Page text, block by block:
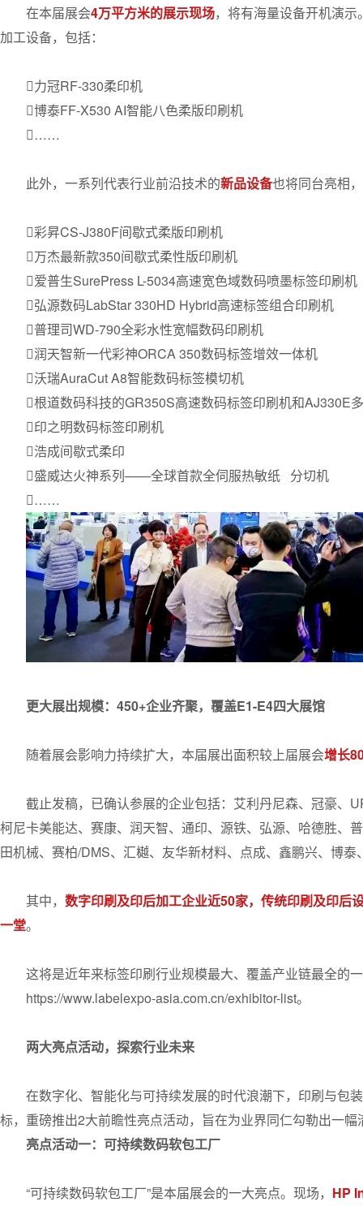
在本届展会4万平方米的展示现场，将有海量设备开机演
加工设备，包括：
力冠RF-330柔印机
博泰FF-X530 AI智能八色柔版印刷机
……
此外，一系列代表行业前沿技术的新品设备也将同台亮相
彩昇CS-J380F间歇式柔版印刷机
万杰最新款350间歇式柔性版印刷机
爱普生SurePress L-5034高速宽色域数码喷墨标签印刷机
弘源数码LabStar 330HD Hybrid高速标签组合印刷机
普理司WD-790全彩水性宽幅数码印刷机
润天智新一代彩神ORCA 350数码标签增效一体机
沃瑞AuraCut A8智能数码标签模切机
根道数码科技的GR350S高速数码标签印刷机和AJ330E
印之明数码标签印刷机
浩成间歇式柔印
盛威达火神系列——全球首款全伺服热敏纸 分切机
……
更大展出规模：450+企业齐聚，覆盖E1-E4四大展馆
随着展会影响力持续扩大，本届展出面积较上届展会增长
截止发稿，已确认参展的企业包括：艾利丹尼森、冠豪、
柯尼卡美能达、赛康、润天智、通印、源铁、弘源、哈德胜、
田机械、赛柏/DMS、汇樾、友华新材料、点成、鑫鹏兴、博
其中， 数字印刷及印后加工企业近50家，传统印刷及印后
一堂。
这将是近年来标签印刷行业规模最大、覆盖产业链最全的
https://www.labelexpo-asia.com.cn/exhibitor-list。
两大亮点活动，探索行业未来
在数字化、智能化与可持续发展的时代浪潮下，印刷与包
标，重磅推出2大前瞻性亮点活动，旨在为业界同仁勾勒出一
亮点活动一：可持续数码软包工厂
“可持续数码软包工厂”是本届展会的一大亮点。现场， HP